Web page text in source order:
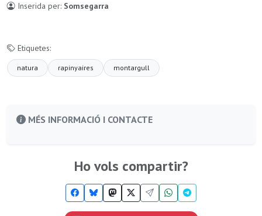
Inserida per: Somsegarra
Etiquetes:
natura rapinyaires montargull
MÉS INFORMACIÓ I CONTACTE
Ho vols compartir?